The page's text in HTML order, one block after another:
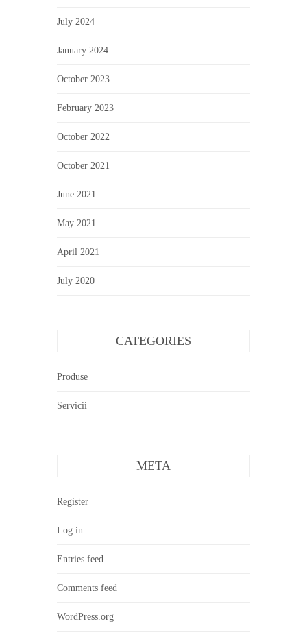
July 2024
January 2024
October 2023
February 2023
October 2022
October 2021
June 2021
May 2021
April 2021
July 2020
CATEGORIES
Produse
Servicii
META
Register
Log in
Entries feed
Comments feed
WordPress.org